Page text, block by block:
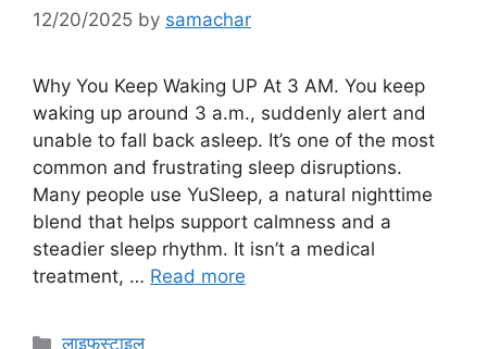
12/20/2025 by samachar
Why You Keep Waking UP At 3 AM. You keep
waking up around 3 a.m., suddenly alert and
unable to fall back asleep. It’s one of the most
common and frustrating sleep disruptions.
Many people use YuSleep, a natural nighttime
blend that helps support calmness and a
steadier sleep rhythm. It isn’t a medical
treatment, … Read more
Categories
लाइफस्टाइल